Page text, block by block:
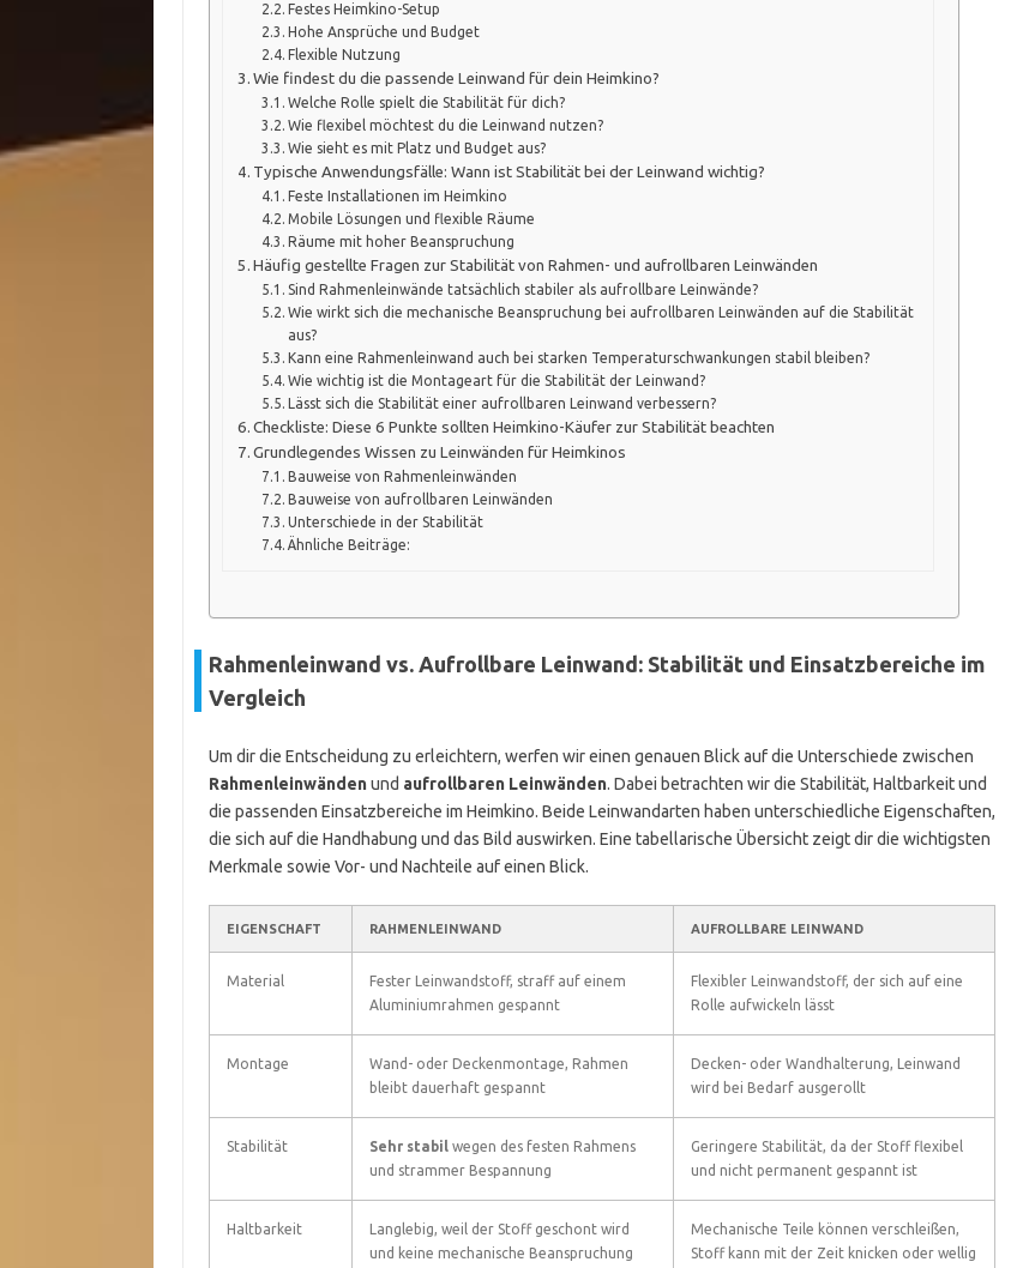
Festes Heimkino-Setup
Hohe Ansprüche und Budget
Flexible Nutzung
Wie findest du die passende Leinwand für dein Heimkino?
Welche Rolle spielt die Stabilität für dich?
Wie flexibel möchtest du die Leinwand nutzen?
Wie sieht es mit Platz und Budget aus?
Typische Anwendungsfälle: Wann ist Stabilität bei der Leinwand wichtig?
Feste Installationen im Heimkino
Mobile Lösungen und flexible Räume
Räume mit hoher Beanspruchung
Häufig gestellte Fragen zur Stabilität von Rahmen- und aufrollbaren Leinwänden
Sind Rahmenleinwände tatsächlich stabiler als aufrollbare Leinwände?
Wie wirkt sich die mechanische Beanspruchung bei aufrollbaren Leinwänden auf die Stabilität
aus?
Kann eine Rahmenleinwand auch bei starken Temperaturschwankungen stabil bleiben?
Wie wichtig ist die Montageart für die Stabilität der Leinwand?
Lässt sich die Stabilität einer aufrollbaren Leinwand verbessern?
Checkliste: Diese 6 Punkte sollten Heimkino-Käufer zur Stabilität beachten
Grundlegendes Wissen zu Leinwänden für Heimkinos
Bauweise von Rahmenleinwänden
Bauweise von aufrollbaren Leinwänden
Unterschiede in der Stabilität
Ähnliche Beiträge:
Rahmenleinwand vs. Aufrollbare Leinwand: Stabilität und Einsatzbereiche im
Vergleich
Um dir die Entscheidung zu erleichtern, werfen wir einen genauen Blick auf die Unterschiede zwischen
Rahmenleinwändenund aufrollbaren Leinwänden. Dabei betrachten wir die Stabilität, Haltbarkeit und
die passenden Einsatzbereiche im Heimkino. Beide Leinwandarten haben unterschiedliche Eigenschaften,
die sich auf die Handhabung und das Bild auswirken. Eine tabellarische Übersicht zeigt dir die wichtigsten
Merkmale sowie Vor- und Nachteile auf einen Blick.
EIGENSCHAFT RAHMENLEINWAND AUFROLLBARE LEINWAND
Material
Fester Leinwandstoff, straff auf einem
Aluminiumrahmen gespannt
Flexibler Leinwandstoff, der sich auf eine
Rolle aufwickeln lässt
Montage
Wand- oder Deckenmontage, Rahmen
bleibt dauerhaft gespannt
Decken- oder Wandhalterung, Leinwand
wird bei Bedarf ausgerollt
Stabilität Sehr stabilwegen des festen Rahmens
und strammer Bespannung
Geringere Stabilität, da der Stoff flexibel
und nicht permanent gespannt ist
Haltbarkeit
Langlebig, weil der Stoff geschont wird
und keine mechanische Beanspruchung
Mechanische Teile können verschleißen,
Stoff kann mit der Zeit knicken oder wellig